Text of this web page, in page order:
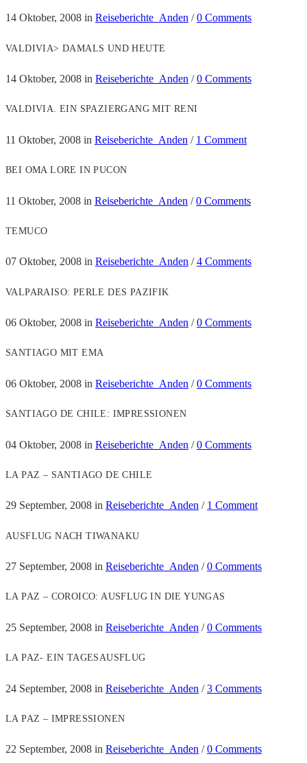
14 Oktober, 2008 in Reiseberichte_Anden /0 Comments
VALDIVIA> DAMALS UND HEUTE
14 Oktober, 2008 in Reiseberichte_Anden /0 Comments
VALDIVIA. EIN SPAZIERGANG MIT RENI
11 Oktober, 2008 in Reiseberichte_Anden / 1 Comment
BEI OMA LORE IN PUCON
11 Oktober, 2008 in Reiseberichte_Anden /0 Comments
TEMUCO
07 Oktober, 2008 in Reiseberichte_Anden /4 Comments
VALPARAISO: PERLE DES PAZIFIK
06 Oktober, 2008 in Reiseberichte_Anden /0 Comments
SANTIAGO MIT EMA
06 Oktober, 2008 in Reiseberichte_Anden /0 Comments
SANTIAGO DE CHILE: IMPRESSIONEN
04 Oktober, 2008 in Reiseberichte_Anden /0 Comments
LA PAZ – SANTIAGO DE CHILE
29 September, 2008 in Reiseberichte_Anden / 1 Comment
AUSFLUG NACH TIWANAKU
27 September, 2008 in Reiseberichte_Anden /0 Comments
LA PAZ – COROICO: AUSFLUG IN DIE YUNGAS
25 September, 2008 in Reiseberichte_Anden /0 Comments
LA PAZ- EIN TAGESAUSFLUG
24 September, 2008 in Reiseberichte_Anden /3 Comments
LA PAZ – IMPRESSIONEN
22 September, 2008 in Reiseberichte_Anden /0 Comments